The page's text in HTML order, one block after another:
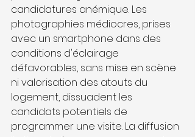
candidatures anémique. Les
photographies médiocres, prises
avec un smartphone dans des
conditions d'éclairage
défavorables, sans mise en scène
ni valorisation des atouts du
logement, dissuadent les
candidats potentiels de
programmer une visite. La diffusion